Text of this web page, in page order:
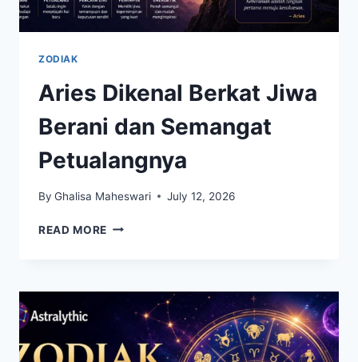
ZODIAK
Aries Dikenal Berkat Jiwa
Berani dan Semangat
Petualangnya
By Ghalisa Maheswari July 12, 2026
READ MORE ARIES
BERANI
SEMANGAT
PETUALANGNYA